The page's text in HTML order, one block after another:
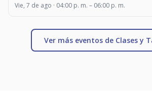
Vie, 7 de ago · 04:00 p. m. – 06:00 p. m.
Ver más eventos de Clases y